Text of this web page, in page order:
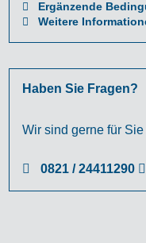
Ergänzende
Weitere
Haben Sie Fragen?
Wir sind gerne für Sie
0821 / 24411290